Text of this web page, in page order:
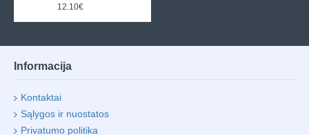
12.10€
Informacija
Kontaktai
Sąlygos ir nuostatos
Privatumo politika